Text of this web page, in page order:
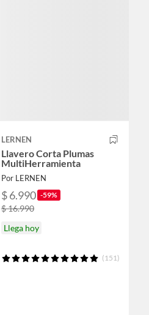
LERNEN
Llavero Corta Plumas
MultiHerramienta
Por LERNEN
$ 6.990 -59%
$ 16.990
Llega hoy
(151)